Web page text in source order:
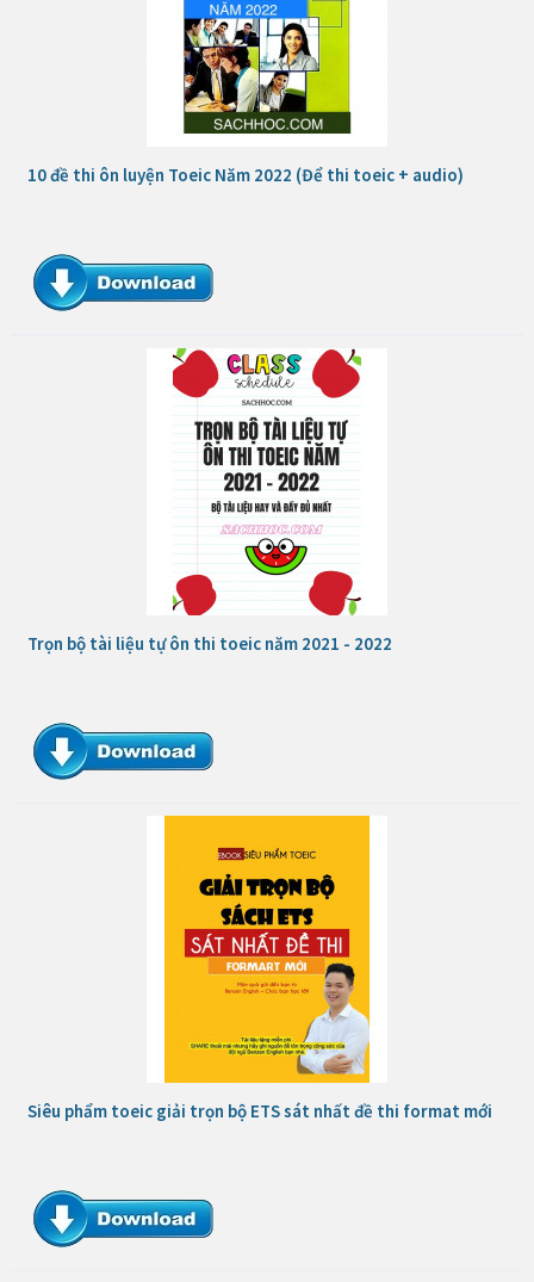
10 đề thi ôn luyện Toeic Năm 2022 (Để thi toeic + audio)
Trọn bộ tài liệu tự ôn thi toeic năm 2021 - 2022
Siêu phẩm toeic giải trọn bộ ETS sát nhất đề thi format mới